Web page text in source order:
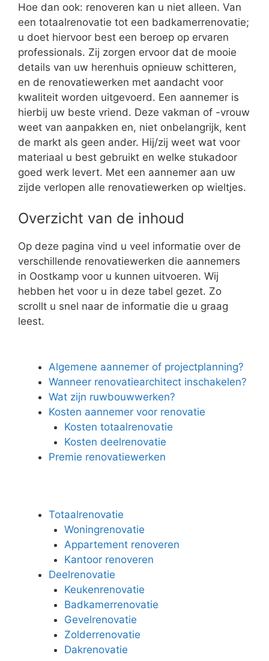
Hoe dan ook: renoveren kan u niet alleen. Van
een totaalrenovatie tot een badkamerrenovatie;
u doet hiervoor best een beroep op ervaren
professionals. Zij zorgen ervoor dat de mooie
details van uw herenhuis opnieuw schitteren,
en de renovatiewerken met aandacht voor
kwaliteit worden uitgevoerd. Een aannemer is
hierbij uw beste vriend. Deze vakman of -vrouw
weet van aanpakken en, niet onbelangrijk, kent
de markt als geen ander. Hij/zij weet wat voor
materiaal u best gebruikt en welke stukadoor
goed werk levert. Met een aannemer aan uw
zijde verlopen alle renovatiewerken op wieltjes.
Overzicht van de inhoud
Op deze pagina vind u veel informatie over de
verschillende renovatiewerken die aannemers
in Oostkamp voor u kunnen uitvoeren. Wij
hebben het voor u in deze tabel gezet. Zo
scrollt u snel naar de informatie die u graag
leest.
Algemene aannemer of projectplanning?
Wanneer renovatiearchitect inschakelen?
Wat zijn ruwbouwwerken?
Kosten aannemer voor renovatie
Kosten totaalrenovatie
Kosten deelrenovatie
Premie renovatiewerken
Totaalrenovatie
Woningrenovatie
Appartement renoveren
Kantoor renoveren
Deelrenovatie
Keukenrenovatie
Badkamerrenovatie
Gevelrenovatie
Zolderrenovatie
Dakrenovatie